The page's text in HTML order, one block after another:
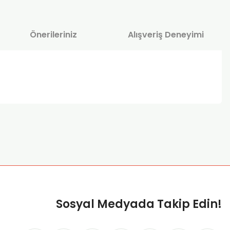
Önerileriniz Alışveriş Deneyimi
Sosyal Medyada Takip Edin!